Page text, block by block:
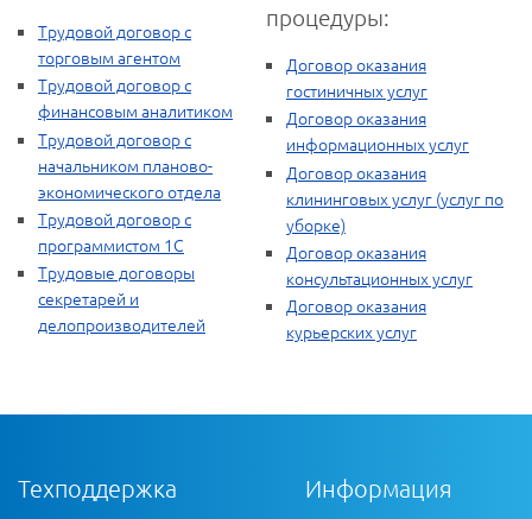
Трудовой договор с
торговым агентом
Трудовой договор с
финансовым аналитиком
Трудовой договор с
начальником планово-
экономического отдела
Трудовой договор с
программистом 1С
Трудовые договоры
секретарей и
делопроизводителей
процедуры:
Договор оказания
гостиничных услуг
Договор оказания
информационных услуг
Договор оказания
клининговых услуг (услуг по
уборке)
Договор оказания
консультационных услуг
Договор оказания
курьерских услуг
Техподдержка Информация